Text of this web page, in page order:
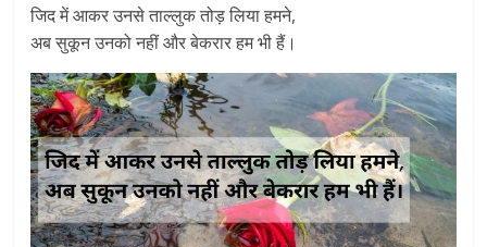
जिद में आकर उनसे ताल्लुक तोड़ लिया हमने,
अब सुकून उनको नहीं और बेकरार हम भी हैं।